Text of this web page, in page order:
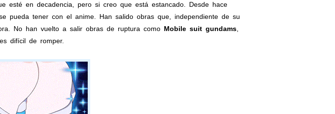
esté en decadencia, pero si creo que está estancado. Desde hace
pueda tener con el anime. Han salido obras que, independiente de su
No han vuelto a salir obras de ruptura como Mobile suit gundams,
difícil de romper.